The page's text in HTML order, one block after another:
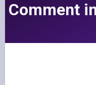
Comment